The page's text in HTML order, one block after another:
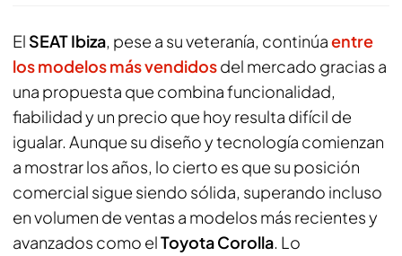
El SEATIbiza, pese a su veteranía, continúaentre
los modelos más vendidosdel mercado gracias a
una propuesta que combina funcionalidad,
fiabilidad y un precio que hoy resulta difícil de
igualar. Aunque su diseño y tecnología comienzan
a mostrar los años, lo cierto es que su posición
comercial sigue siendo sólida, superando incluso
en volumen de ventas a modelos más recientes y
avanzados como elToyotaCorolla. Lo